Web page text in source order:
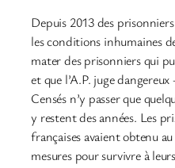
Depuis 2013 des
les conditions inhumaines
mater des prisonniers qui
et que l’A.P. juge
Censés n’y passer que
y restent des années. Les
françaises avaient obtenu
mesures pour survivre à